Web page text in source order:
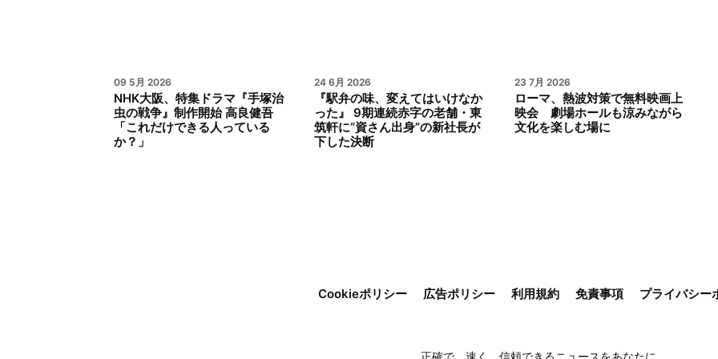
09 5月 2026
NHK大阪、特集ドラマ『手塚治
虫の戦争』制作開始 高良健吾
「これだけできる人っている
か？」
24 6月 2026
『駅弁の味、変えてはいけなか
った』 9期連続赤字の老舗・東
筑軒に“資さん出身”の新社長が
下した決断
23 7月 2026
ローマ、熱波対策で無料映画上
映会 劇場ホールも涼みながら
文化を楽しむ場に
Cookieポリシー 広告ポリシー 利用規約 免責事項 プライバシー
正確で、速く、信頼できるニュースをあなたに